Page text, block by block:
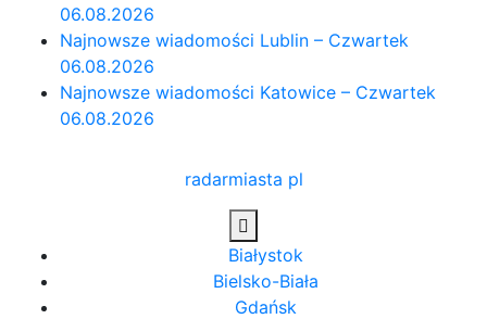
06.08.2026
Najnowsze wiadomości Lublin – Czwartek
06.08.2026
Najnowsze wiadomości Katowice – Czwartek
06.08.2026
radarmiasta pl
Białystok
Bielsko-Biała
Gdańsk